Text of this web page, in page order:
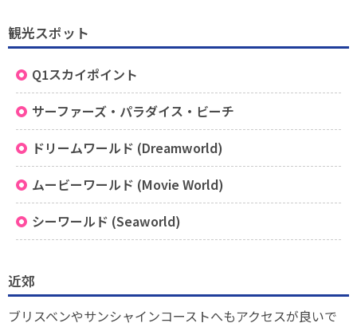
観光スポット
Q1スカイポイント
サーファーズ・パラダイス・ビーチ
ドリームワールド (Dreamworld)
ムービーワールド (Movie World)
シーワールド (Seaworld)
近郊
ブリスベンやサンシャインコーストへもアクセスが良いで